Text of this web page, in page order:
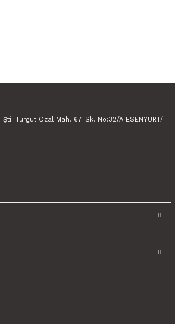
alternatifler olmalı.
Çini Dekoratif Mini Pvc Karo
Fayans Kaplama Pvc Yer Döşemesi Şam Desenli
Turgut Özal Mah. 67. Sk. No:32/A ESENYURT/